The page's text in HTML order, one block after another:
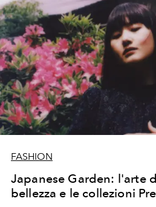
FASHION
Japanese Garden: l'arte
bellezza e le collezioni